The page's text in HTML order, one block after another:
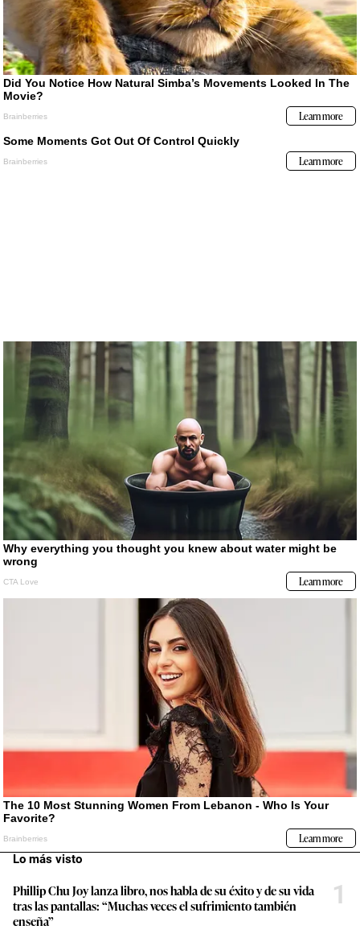
Lo más visto
Phillip Chu Joy lanza libro, nos habla de su éxito y de su vida
tras las pantallas: “Muchas veces el sufrimiento también
enseña”
1